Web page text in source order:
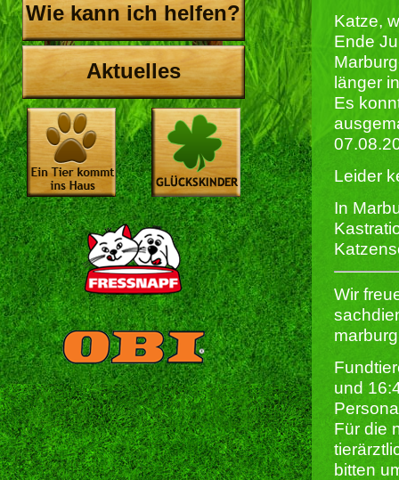
Wie kann ich helfen?
Aktuelles
Katze,
Ende
länger
Es
Leider
In
Wir
und
Für die
bitten